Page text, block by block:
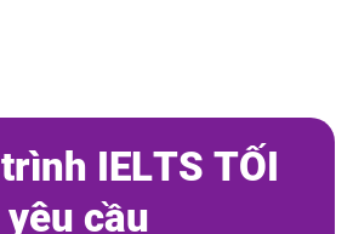
trình IELTS TỐI
yêu cầu